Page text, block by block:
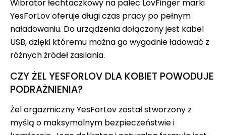
Wibrator łechtaczkowy na palec LovFinger marki
YesForLov oferuje długi czas pracy po pełnym
naładowaniu. Do urządzenia dołączony jest kabel
USB, dzięki któremu można go wygodnie ładować z
różnych źródeł zasilania.
CZY ŻEL YESFORLOV DLA KOBIET POWODUJE
PODRAŻNIENIA?
Żel orgazmiczny YesForLov został stworzony z
myślą o maksymalnym bezpieczeństwie i